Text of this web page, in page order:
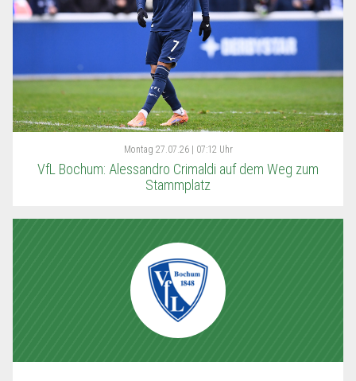
Montag 27.07.26 | 07:12 Uhr
VfL Bochum: Alessandro Crimaldi auf dem Weg zum
Stammplatz